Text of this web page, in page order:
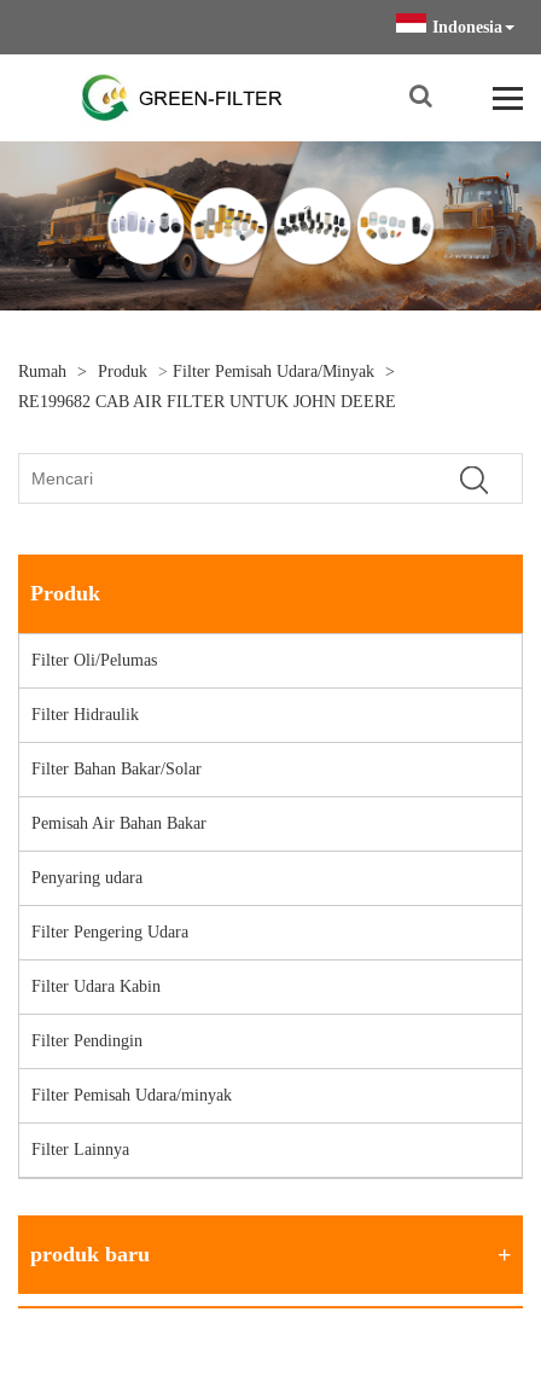
Indonesia
Rumah > Produk > Filter Pemisah Udara/minyak >
RE199682 CAB AIR FILTER UNTUK JOHN DEERE
Produk
Filter Oli/Pelumas
Filter Hidraulik
Filter Bahan Bakar/Solar
Pemisah Air Bahan Bakar
Penyaring udara
Filter Pengering Udara
Filter Udara Kabin
Filter Pendingin
Filter Pemisah Udara/minyak
Filter Lainnya
produk baru